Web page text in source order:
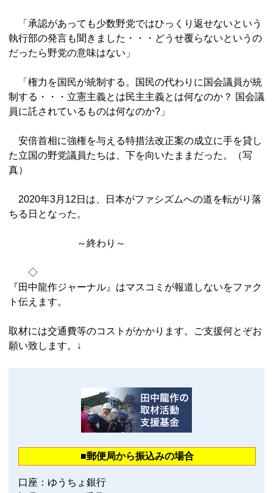
「承認があっても少数野党ではひっくり返せないという
執行部の発言も聞きました・・・どうせ覆らないというの
だったら野党の意味はない」
「権力を国民が統制する。国民の代わりに国会議員が統
制する・・・立憲主義とは民主主義とは何なのか？ 国会議
員に託されているものは何なのか?」
安倍首相に強権を与える特措法改正案の成立に手を貸し
た立国の野党議員たちは、下を向いたままだった。（写
真）
2020年3月12日は、日本がファシズムへの道を転がり落
ちる日となった。
～終わり～
◇
『田中龍作ジャーナル』はマスコミが報道しないをファク
ト伝えます。
取材には交通費等のコストがかかります。ご支援何とぞお
願い致します。↓
■郵便局から振込みの場合
口座：ゆうちょ銀行